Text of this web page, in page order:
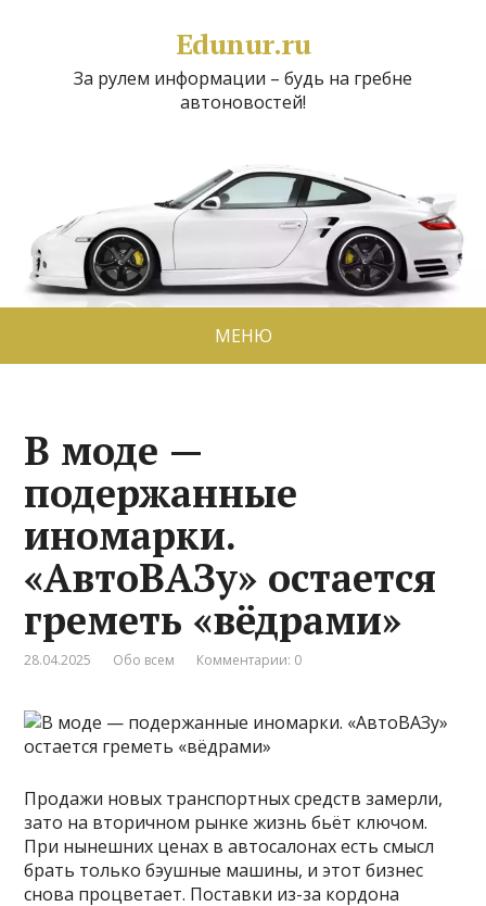
Edunur.ru
За рулем информации – будь на гребне
автоновостей!
МЕНЮ
В моде —
подержанные
иномарки.
«АвтоВАЗу» остается
греметь «вёдрами»
28.04.2025 Обо всем Комментарии: 0
Продажи новых транспортных средств замерли,
зато на вторичном рынке жизнь бьёт ключом.
При нынешних ценах в автосалонах есть смысл
брать только бэушные машины, и этот бизнес
снова процветает. Поставки из-за кордона